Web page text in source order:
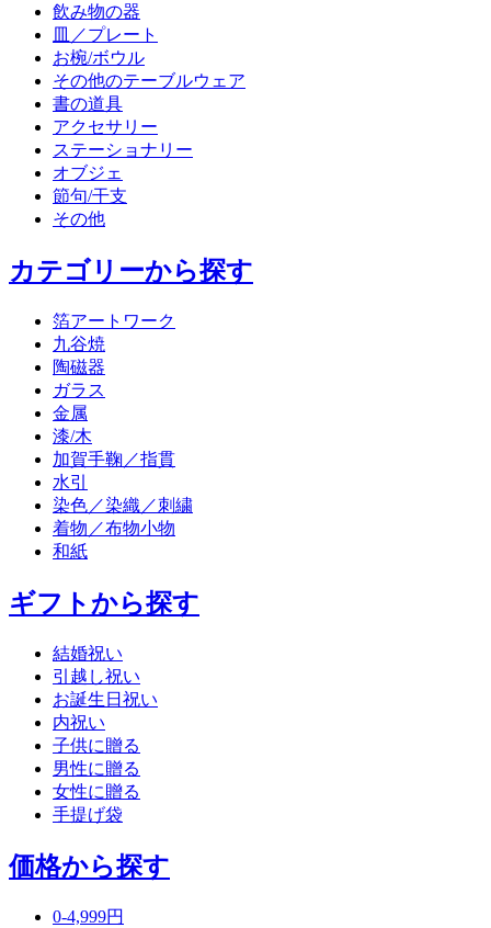
飲み物の器
皿／プレート
お椀/ボウル
その他のテーブルウェア
書の道具
アクセサリー
ステーショナリー
オブジェ
節句/干支
その他
カテゴリーから探す
箔アートワーク
九谷焼
陶磁器
ガラス
金属
漆/木
加賀手鞠／指貫
水引
染色／染織／刺繍
着物／布物小物
和紙
ギフトから探す
結婚祝い
引越し祝い
お誕生日祝い
内祝い
子供に贈る
男性に贈る
女性に贈る
手提げ袋
価格から探す
0-4,999円